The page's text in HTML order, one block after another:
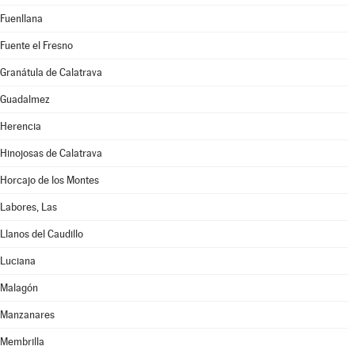
Fuenllana
Fuente el Fresno
Granátula de Calatrava
Guadalmez
Herencia
Hinojosas de Calatrava
Horcajo de los Montes
Labores, Las
Llanos del Caudillo
Luciana
Malagón
Manzanares
Membrilla